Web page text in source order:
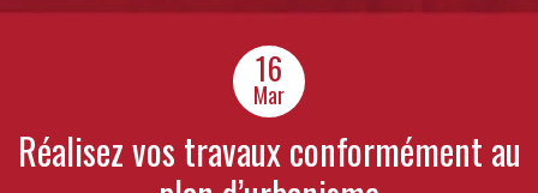
16
Mar
Réalisez vos travaux conformément au